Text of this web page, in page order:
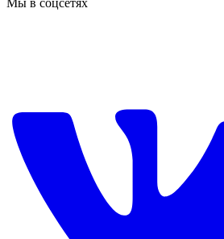
Мы в соцсетях